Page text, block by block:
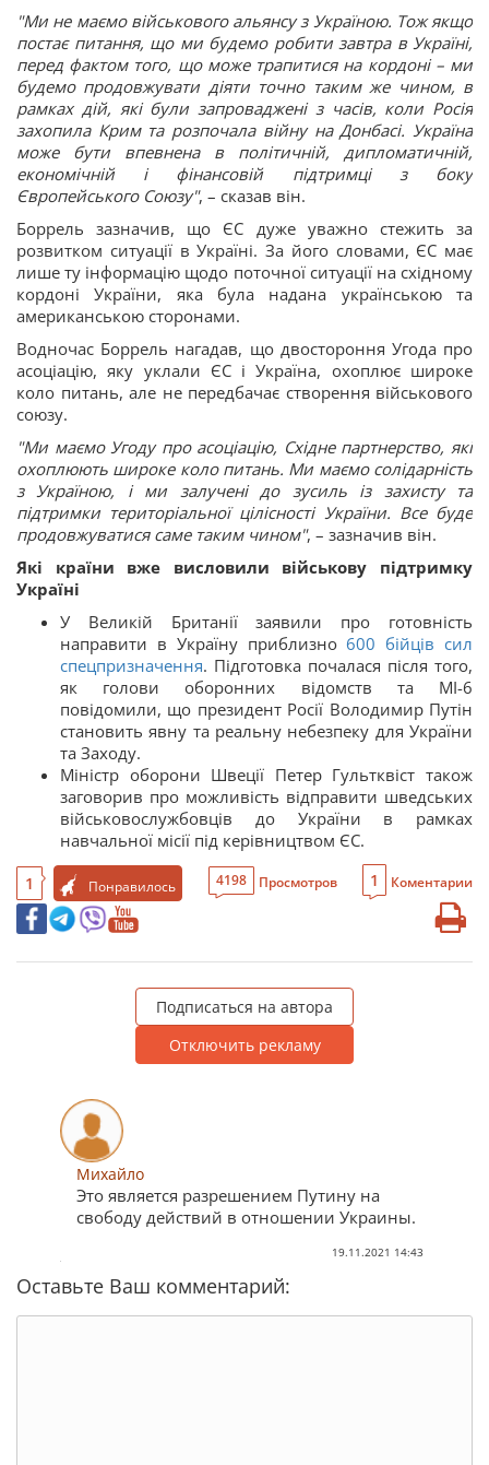
"Ми не маємо військового альянсу з Україною. Тож якщо
постає питання, що ми будемо робити завтра в Україні,
перед фактом того, що може трапитися на кордоні – ми
будемо продовжувати діяти точно таким же чином, в
рамках дій, які були запроваджені з часів, коли Росія
захопила Крим та розпочала війну на Донбасі. Україна
може бути впевнена в політичній, дипломатичній,
економічній і фінансовій підтримці з боку
Європейського Союзу", – сказав він.
Боррель зазначив, що ЄС дуже уважно стежить за
розвитком ситуації в Україні. За його словами, ЄС має
лише ту інформацію щодо поточної ситуації на східному
кордоні України, яка була надана українською та
американською сторонами.
Водночас Боррель нагадав, що двостороння Угода про
асоціацію, яку уклали ЄС і Україна, охоплює широке
коло питань, але не передбачає створення військового
союзу.
"Ми маємо Угоду про асоціацію, Східне партнерство, які
охоплюють широке коло питань. Ми маємо солідарність
з Україною, і ми залучені до зусиль із захисту та
підтримки територіальної цілісності України. Все буде
продовжуватися саме таким чином", – зазначив він.
Які країни вже висловили військову підтримку
Україні
У Великій Британії заявили про готовність
направити в Україну приблизно600 бійців сил
спецпризначення. Підготовка почалася після того,
як голови оборонних відомств та MI-6
повідомили, що президент Росії Володимир Путін
становить явну та реальну небезпеку для України
та Заходу.
Міністр оборони Швеції Петер Гультквіст також
заговорив про можливість відправити шведських
військовослужбовців до України в рамках
навчальної місії під керівництвом ЄС.
1 Понравилось 4198 Просмотров 1 Коментарии
Подписаться на автора
Отключить рекламу
Михайло
Это является разрешением Путину на
свободу действий в отношении Украины.
19.11.2021 14:43
Оставьте Ваш комментарий: